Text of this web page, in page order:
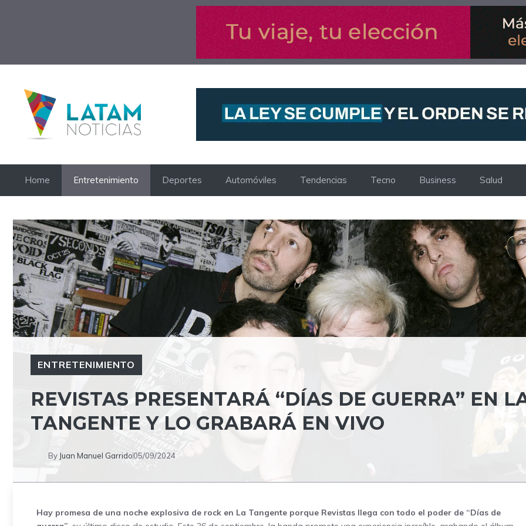
Home Entretenimiento Deportes Automóviles Tendencias Tecno Business Salud
ENTRETENIMIENTO
REVISTAS PRESENTARÁ “DÍAS DE GUERRA” EN
TANGENTE Y LO GRABARÁ EN VIVO
By Juan Manuel Garrido05/09/2024
Hay promesa de una noche explosiva de rock en La Tangente porque Revistas llega con todo el poder de “Días de